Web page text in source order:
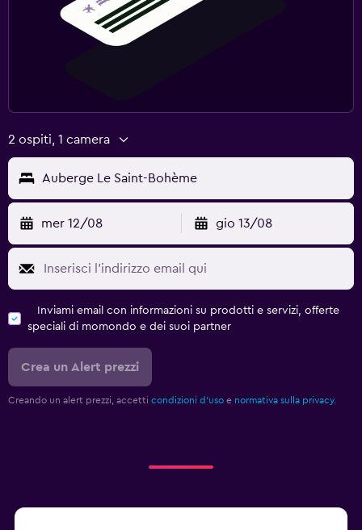
2 ospiti, 1 camera
Auberge Le Saint-Bohème
mer 12/08 gio 13/08
Inviami email con informazioni su prodotti e servizi, offerte
speciali di momondo e dei suoi partner
Crea un Alert prezzi
Creando un alert prezzi, accetti condizioni d'uso e normativa sulla privacy.